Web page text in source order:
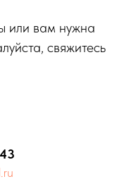
или вам нужна
свяжитесь